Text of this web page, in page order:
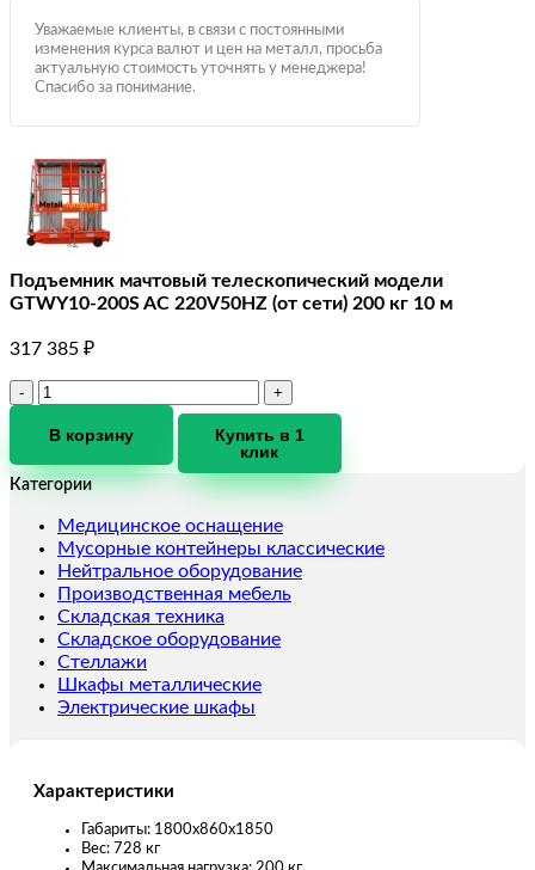
Уважаемые клиенты, в связи с постоянными
изменения курса валют и цен на металл, просьба
актуальную стоимость уточнять у менеджера!
Спасибо за понимание.
Подъемник мачтовый телескопический модели
GTWY10-200S AC 220V50HZ (от сети) 200 кг 10 м
317 385 ₽
Количество
Подъемник
телескопический
GTWY10-
200S
AC
220V50HZ
(от
сети)
200
кг
10
В корзину
Купить в 1
клик
Категории
Медицинское оснащение
Мусорные контейнеры классические
Нейтральное оборудование
Производственная мебель
Складская техника
Складское оборудование
Стеллажи
Шкафы металлические
Электрические шкафы
Характеристики
Габариты: 1800x860x1850
Вес: 728 кг